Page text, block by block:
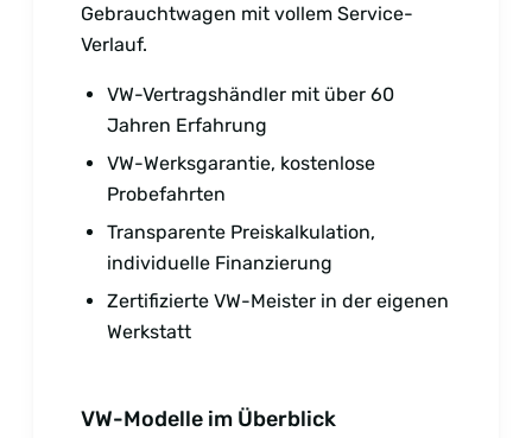
Gebrauchtwagen mit vollem Service-
Verlauf.
VW-Vertragshändler mit über 60
Jahren Erfahrung
VW-Werksgarantie, kostenlose
Probefahrten
Transparente Preiskalkulation,
individuelle Finanzierung
Zertifizierte VW-Meister in der eigenen
Werkstatt
VW-Modelle im Überblick